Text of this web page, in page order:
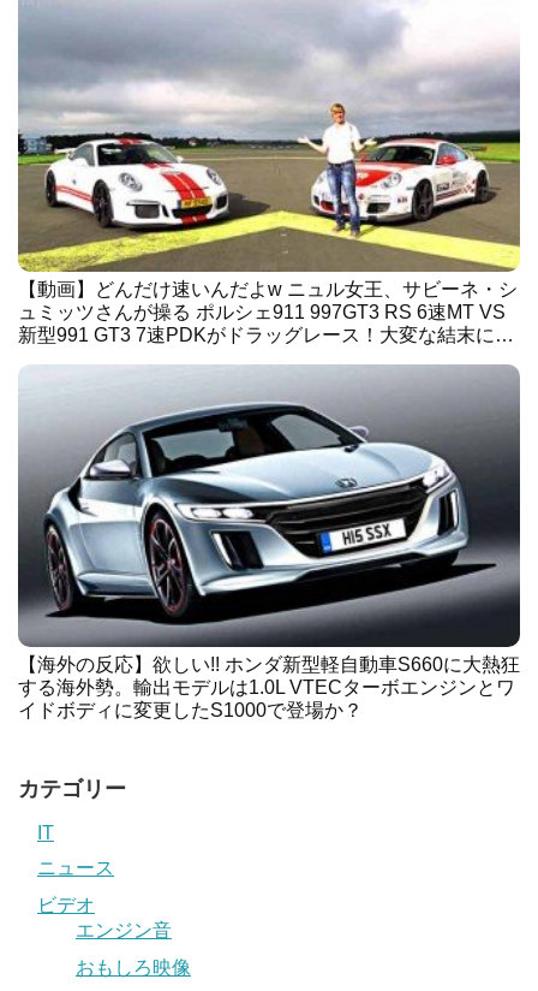
【動画】どんだけ速いんだよw ニュル女王、サビーネ・シ
ュミッツさんが操る ポルシェ911 997GT3 RS 6速MT VS
新型991 GT3 7速PDKがドラッグレース！大変な結末に…
【海外の反応】欲しい!! ホンダ新型軽自動車S660に大熱狂
する海外勢。輸出モデルは1.0L VTECターボエンジンとワ
イドボディに変更したS1000で登場か？
カテゴリー
IT
ニュース
ビデオ
エンジン音
おもしろ映像